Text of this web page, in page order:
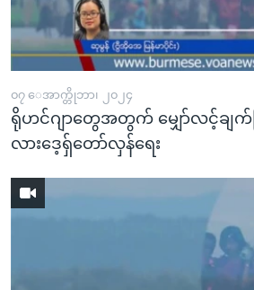
၀၇ ေအာက္တိုဘာ၊ ၂၀၂၄
ရိုဟင်ဂျာတွေအတွက် မျှော်လင့်ချက်
လားဒေ့ရှ်တော်လှန်ရေး